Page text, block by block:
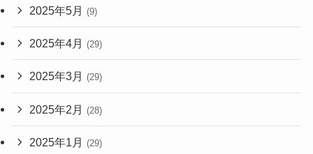
2025年5月 (9)
2025年4月 (29)
2025年3月 (29)
2025年2月 (28)
2025年1月 (29)